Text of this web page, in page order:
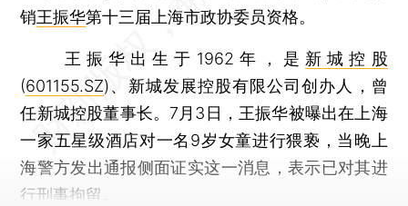
销王振华第十三届上海市政协委员资格。
王振华出生于1962年，是 新城控股
(601155.SZ)、新城发展控股有限公司创办人，曾
任新城控股董事长。7月3日，王振华被曝出在上海
一家五星级酒店对一名9岁女童进行猥亵，当晚上
海警方发出通报侧面证实这一消息，表示已对其进
行刑事拘留。